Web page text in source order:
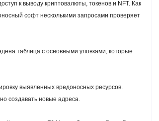
к выводу криптовалюты, токенов и NFT. Как
софт несколькими запросами проверяет
таблица с основными уловками, которые
выявленных вредоносных ресурсов.
создавать новые адреса.